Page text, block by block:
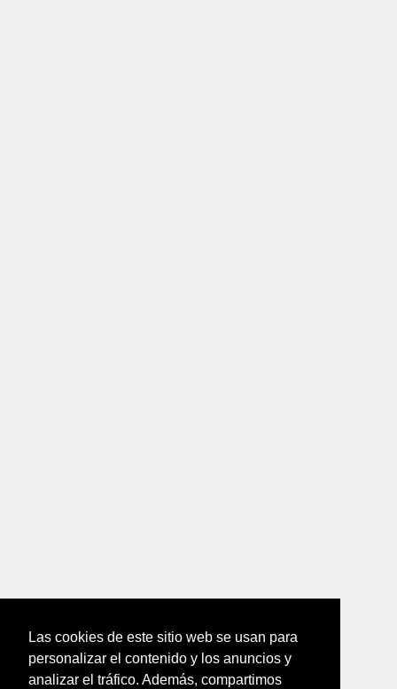
Las cookies de este sitio web se usan para
personalizar el contenido y los anuncios y
analizar el tráfico. Además, compartimos